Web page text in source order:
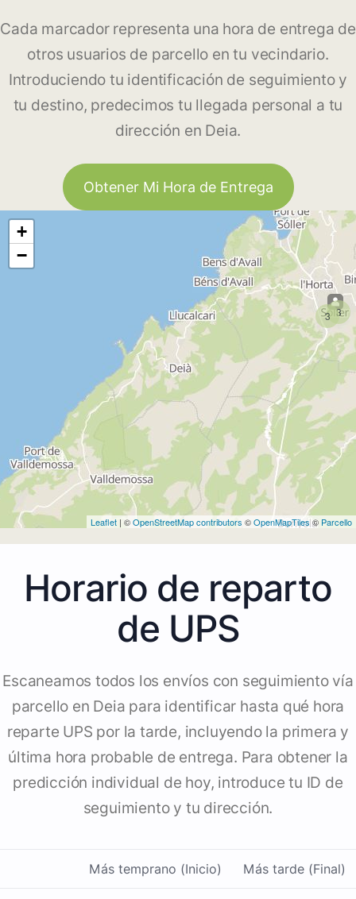
Cada marcador representa una hora de entrega de
otros usuarios de parcello en tu vecindario.
Introduciendo tu identificación de seguimiento y
tu destino, predecimos tu llegada personal a tu
dirección en Deia.
Obtener Mi Hora de Entrega
3 3
+
−
Leaflet | ©OpenStreetMap contributors ©OpenMapTiles© Parcello
Horario de reparto
de UPS
Escaneamos todos los envíos con seguimiento vía
parcello en Deia para identificar hasta qué hora
reparte UPS por la tarde, incluyendo la primera y
última hora probable de entrega. Para obtener la
predicción individual de hoy, introduce tu ID de
seguimiento y tu dirección.
Más temprano (Inicio) Más tarde (Final)